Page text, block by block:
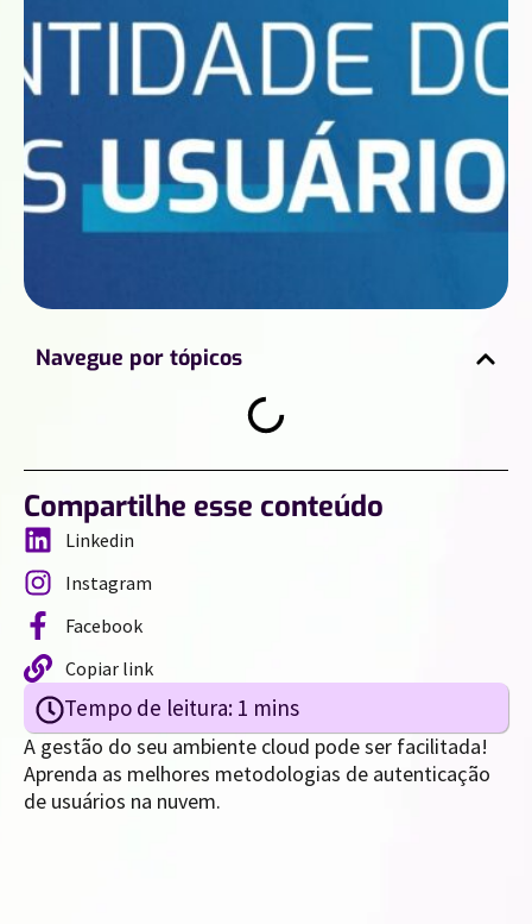
Navegue por tópicos
Compartilhe esse conteúdo
Linkedin
Instagram
Facebook
Copiar link
A gestão do seu ambiente cloud pode ser facilitada!
Aprenda as melhores metodologias de autenticação
de usuários na nuvem.